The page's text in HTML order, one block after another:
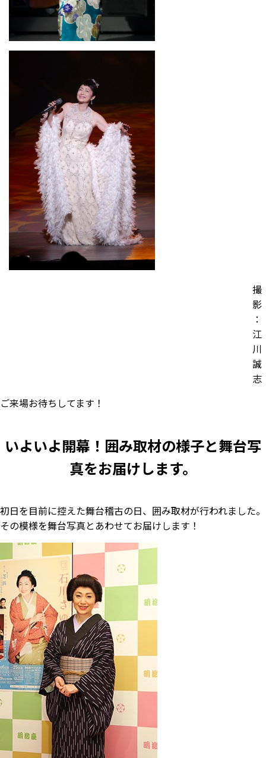
撮
影
：
江
川
誠
志
ご来場お待ちしてます！
いよいよ開幕！囲み取材の様子と舞台写
真をお届けします。
初日を目前に控えた舞台稽古の日、囲み取材が行われました。
その模様を舞台写真とあわせてお届けします！